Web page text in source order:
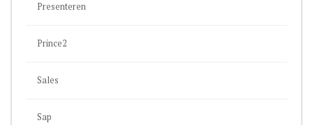
Presenteren
Prince2
Sales
Sap